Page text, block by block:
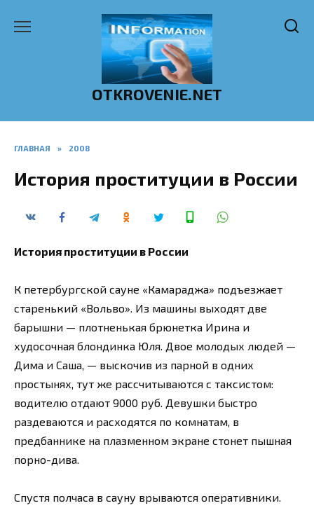
OTKROVENIE.NET
ГЛАВНАЯ » 2008
История проституции в России
История проституции в России
К петербургской сауне «Камараджа» подъезжает
старенький «Вольво». Из машины выходят две
барышни — плотненькая брюнетка Ирина и
худосочная блондинка Юля. Двое молодых людей —
Дима и Саша, — выскочив из парной в одних
простынях, тут же рассчитываются с таксистом:
водителю отдают 9000 руб. Девушки быстро
раздеваются и расходятся по комнатам, в
предбаннике на плазменном экране стонет пышная
порно-дива.
Спустя полчаса в сауну врываются оперативники.